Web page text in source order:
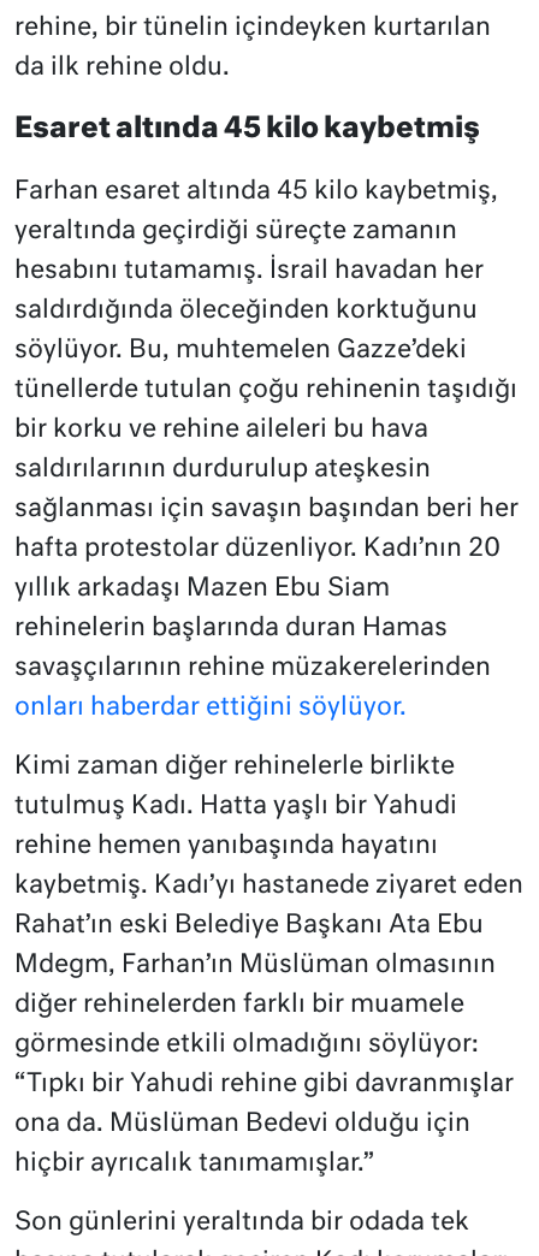
rehine, bir tünelin içindeyken kurtarılan
da ilk rehine oldu.
Esaret altında 45 kilo kaybetmiş
Farhan esaret altında 45 kilo kaybetmiş,
yeraltında geçirdiği süreçte zamanın
hesabını tutamamış. İsrail havadan her
saldırdığında öleceğinden korktuğunu
söylüyor. Bu, muhtemelen Gazze’deki
tünellerde tutulan çoğu rehinenin taşıdığı
bir korku ve rehine aileleri bu hava
saldırılarının durdurulup ateşkesin
sağlanması için savaşın başından beri her
hafta protestolar düzenliyor. Kadı’nın 20
yıllık arkadaşı Mazen Ebu Siam
rehinelerin başlarında duran Hamas
savaşçılarının rehine müzakerelerinden
onları haberdar ettiğini söylüyor.
Kimi zaman diğer rehinelerle birlikte
tutulmuş Kadı. Hatta yaşlı bir Yahudi
rehine hemen yanıbaşında hayatını
kaybetmiş. Kadı’yı hastanede ziyaret eden
Rahat’ın eski Belediye Başkanı Ata Ebu
Mdegm, Farhan’ın Müslüman olmasının
diğer rehinelerden farklı bir muamele
görmesinde etkili olmadığını söylüyor:
“Tıpkı bir Yahudi rehine gibi davranmışlar
ona da. Müslüman Bedevi olduğu için
hiçbir ayrıcalık tanımamışlar.”
Son günlerini yeraltında bir odada tek